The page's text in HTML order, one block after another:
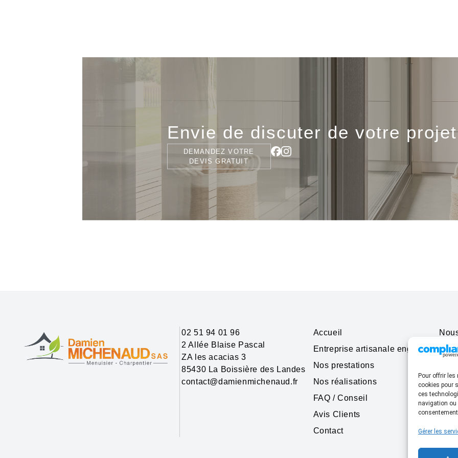
Pour offrir
cookies pour
ces
navigation ou
Gérer les
Envie de discuter de votre
DEMANDEZ VOTRE
DEVIS GRATUIT
02 51 94 01 96
2 Allée Blaise Pascal
ZA les acacias 3
85430 La Boissière des Landes
contact@damienmichenaud.fr
Accueil
Entreprise artisanale engagée
Nos prestations
Nos réalisations
FAQ / Conseil
Avis Clients
Contact